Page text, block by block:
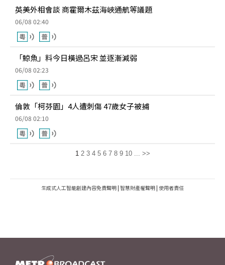
英美外相會談 商霍爾木茲海峽通航等議題
06/08 02:40
「鯨魚」料今日橫過呂宋 並逐漸減弱
06/08 02:23
倫敦「柯芬園」4人遭刺傷 47歲女子被捕
06/08 02:10
1 2 3 4 5 6 7 8 9 10 ... >>
生成式人工智能創建內容免責聲明 | 智慧財產權聲明 | 使用者責任